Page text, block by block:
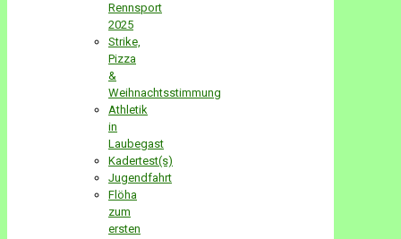
Rennsport
2025
Strike,
Pizza
&
Weihnachtsstimmung
Athletik
in
Laubegast
Kadertest(s)
Jugendfahrt
Flöha
zum
ersten